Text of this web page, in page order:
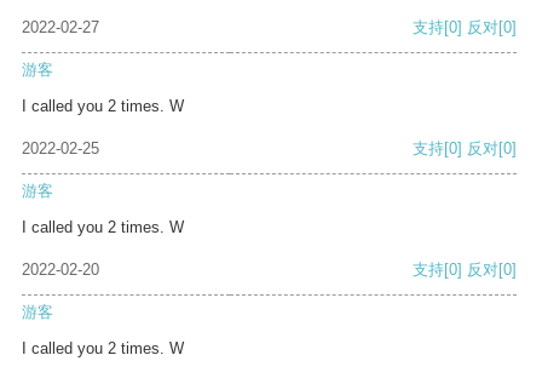
2022-02-27 支持[0] 反对[0]
游客
I called you 2 times. W
2022-02-25 支持[0] 反对[0]
游客
I called you 2 times. W
2022-02-20 支持[0] 反对[0]
游客
I called you 2 times. W